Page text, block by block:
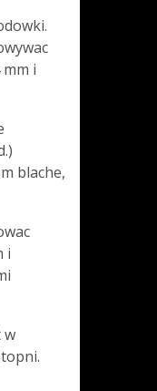
i
blache,
i
w